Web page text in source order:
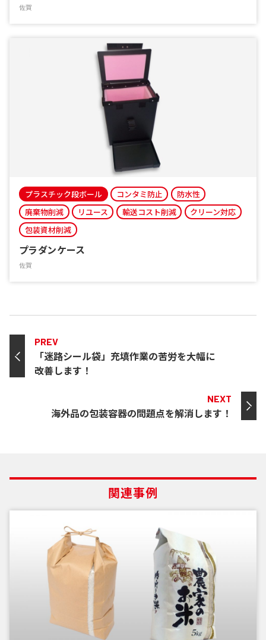
佐賀
プラスチック段ボール コンタミ防止
防水性
廃棄物削減
リユース 輸送コスト削減
クリーン対応
包装資材削減
プラダンケース
佐賀
PREV
「迷路シール袋」充填作業の苦労を大幅に
改善します！
NEXT
海外品の包装容器の問題点を解消します！
関連事例